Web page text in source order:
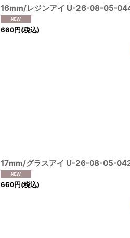
16mm/レジンアイ U-26-08-05-
660円(税込)
17mm/グラスアイ U-26-08-05-
660円(税込)